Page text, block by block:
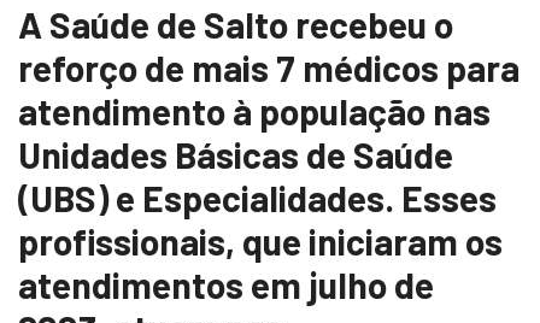
A Saúde de Salto recebeu o
reforço de mais 7 médicos para
atendimento à população nas
Unidades Básicas de Saúde
(UBS) e Especialidades. Esses
profissionais, que iniciaram os
atendimentos em julho de